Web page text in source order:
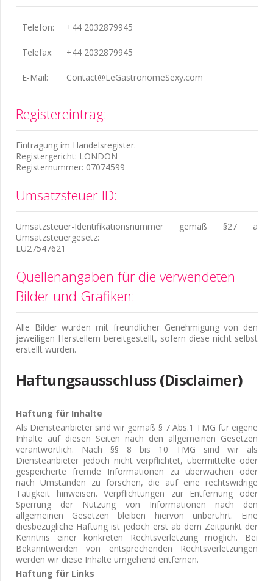
Telefon: +44 2032879945
Telefax: +44 2032879945
E-Mail: Contact@LeGastronomeSexy.com
Registereintrag:
Eintragung im Handelsregister.
Registergericht: LONDON
Registernummer: 07074599
Umsatzsteuer-ID:
Umsatzsteuer-Identifikationsnummer gemäß §27 a
Umsatzsteuergesetz:
LU27547621
Quellenangaben für die verwendeten
Bilder und Grafiken:
Alle Bilder wurden mit freundlicher Genehmigung von den
jeweiligen Herstellern bereitgestellt, sofern diese nicht selbst
erstellt wurden.
Haftungsausschluss (Disclaimer)
Haftung für Inhalte
Als Diensteanbieter sind wir gemäß § 7 Abs.1 TMG für eigene
Inhalte auf diesen Seiten nach den allgemeinen Gesetzen
verantwortlich. Nach §§ 8 bis 10 TMG sind wir als
Diensteanbieter jedoch nicht verpflichtet, übermittelte oder
gespeicherte fremde Informationen zu überwachen oder
nach Umständen zu forschen, die auf eine rechtswidrige
Tätigkeit hinweisen. Verpflichtungen zur Entfernung oder
Sperrung der Nutzung von Informationen nach den
allgemeinen Gesetzen bleiben hiervon unberührt. Eine
diesbezügliche Haftung ist jedoch erst ab dem Zeitpunkt der
Kenntnis einer konkreten Rechtsverletzung möglich. Bei
Bekanntwerden von entsprechenden Rechtsverletzungen
werden wir diese Inhalte umgehend entfernen.
Haftung für Links